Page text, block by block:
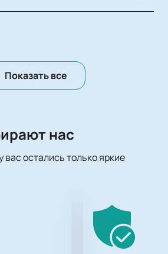
Показать все
нас
остались только яркие